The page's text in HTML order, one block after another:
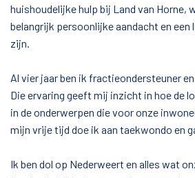
huishoudelijke hulp bij Land van Horne,
belangrijk persoonlijke aandacht en een
zijn.
Al vier jaar ben ik fractieondersteuner
Die ervaring geeft mij inzicht in hoe de
in de onderwerpen die voor onze
mijn vrije tijd doe ik aan taekwondo en
Ik ben dol op Nederweert en alles wat